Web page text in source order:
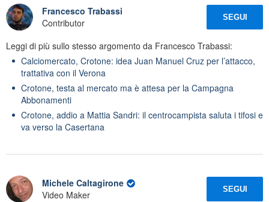
Francesco Trabassi
Contributor
SEGUI
Leggi di più sullo stesso argomento da Francesco Trabassi:
Calciomercato, Crotone: idea Juan Manuel Cruz per l’attacco,
trattativa con il Verona
Crotone, testa al mercato ma è attesa per la Campagna
Abbonamenti
Crotone, addio a Mattia Sandri: il centrocampista saluta i tifosi e
va verso la Casertana
Michele Caltagirone
Video Maker
SEGUI